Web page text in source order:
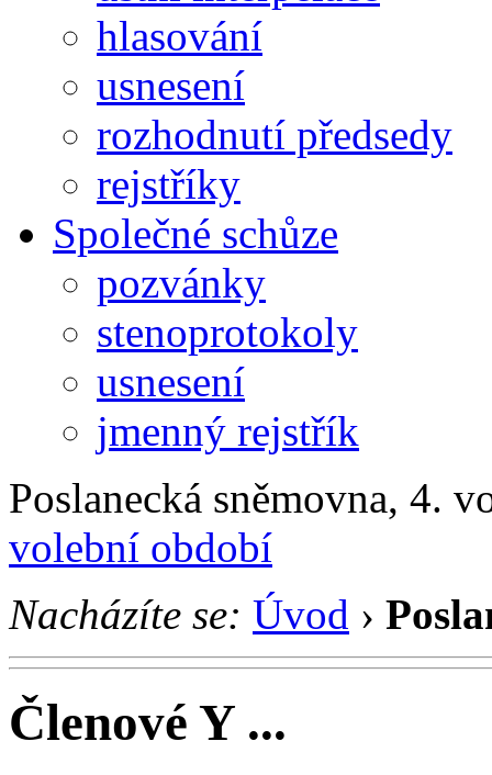
hlasování
usnesení
rozhodnutí předsedy
rejstříky
Společné schůze
pozvánky
stenoprotokoly
usnesení
jmenný rejstřík
Poslanecká sněmovna, 4.
volební období
Nacházíte se: Úvod ›
Členové Y ...